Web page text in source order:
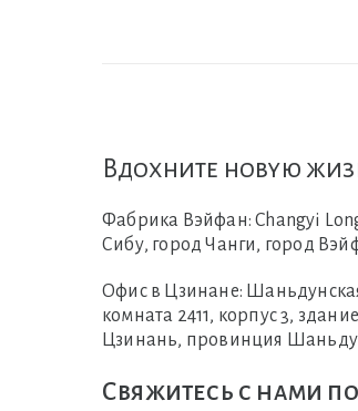
Вдохните новую
Фабрика Вэйфан: Changyi
Сибу, город Чанги, город
Офис в Цзинане:
комната 2411, корпус 3,
Цзинань, провинция
Свяжитесь с нами